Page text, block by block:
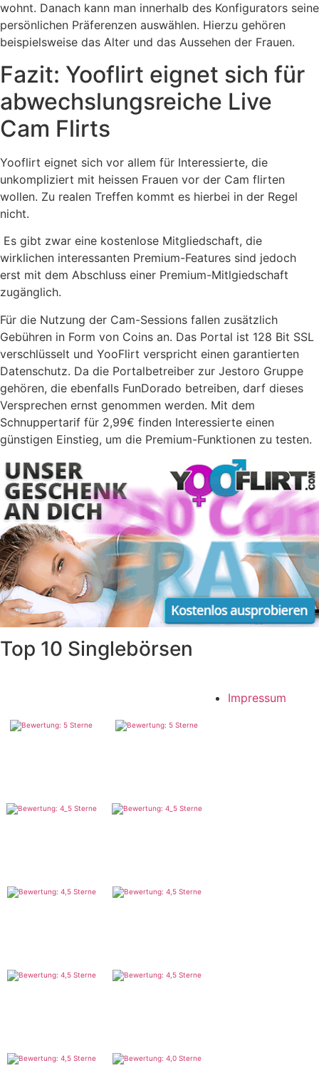
wohnt. Danach kann man innerhalb des Konfigurators seine
persönlichen Präferenzen auswählen. Hierzu gehören
beispielsweise das Alter und das Aussehen der Frauen.
Fazit: Yooflirt eignet sich für
abwechslungsreiche Live
Cam Flirts
Yooflirt eignet sich vor allem für Interessierte, die
unkompliziert mit heissen Frauen vor der Cam flirten
wollen. Zu realen Treffen kommt es hierbei in der Regel
nicht.
Es gibt zwar eine kostenlose Mitgliedschaft, die
wirklichen interessanten Premium-Features sind jedoch
erst mit dem Abschluss einer Premium-Mitlgiedschaft
zugänglich.
Für die Nutzung der Cam-Sessions fallen zusätzlich
Gebühren in Form von Coins an. Das Portal ist 128 Bit SSL
verschlüsselt und YooFlirt verspricht einen garantierten
Datenschutz. Da die Portalbetreiber zur Jestoro Gruppe
gehören, die ebenfalls FunDorado betreiben, darf dieses
Versprechen ernst genommen werden. Mit dem
Schnuppertarif für 2,99€ finden Interessierte einen
günstigen Einstieg, um die Premium-Funktionen zu testen.
Top 10 Singlebörsen
Impressum